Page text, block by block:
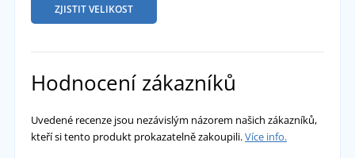
ZJISTIT VELIKOST
Hodnocení zákazníků
Uvedené recenze jsou nezávislým názorem našich zákazníků,
kteří si tento produkt prokazatelně zakoupili.Více info.